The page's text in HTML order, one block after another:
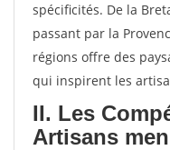
spécificités. De la
passant par la
régions offre des
qui inspirent les
II. Les
Artisans